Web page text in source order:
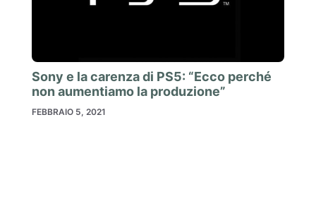
Sony e la carenza di PS5: “Ecco perché
non aumentiamo la produzione”
FEBBRAIO 5, 2021